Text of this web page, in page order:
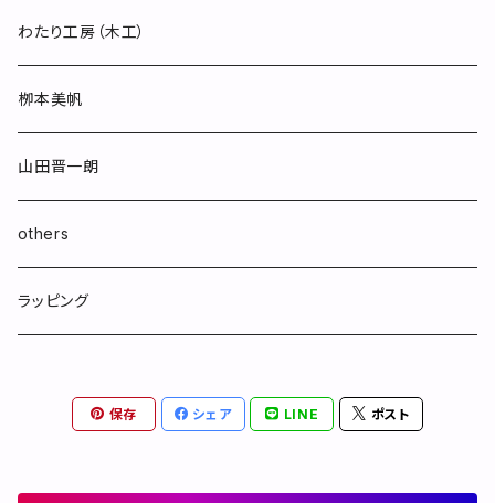
わたり工房（木工）
栁本美帆
山田晋一朗
others
ラッピング
保存 シェア LINE ポスト